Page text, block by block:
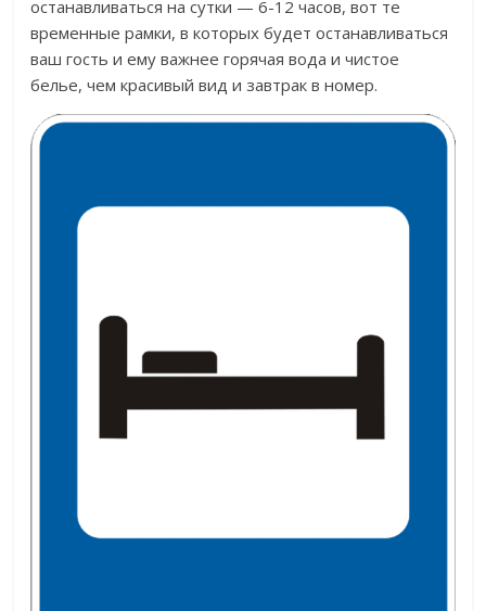
останавливаться на сутки — 6-12 часов, вот те
временные рамки, в которых будет останавливаться
ваш гость и ему важнее горячая вода и чистое
белье, чем красивый вид и завтрак в номер.